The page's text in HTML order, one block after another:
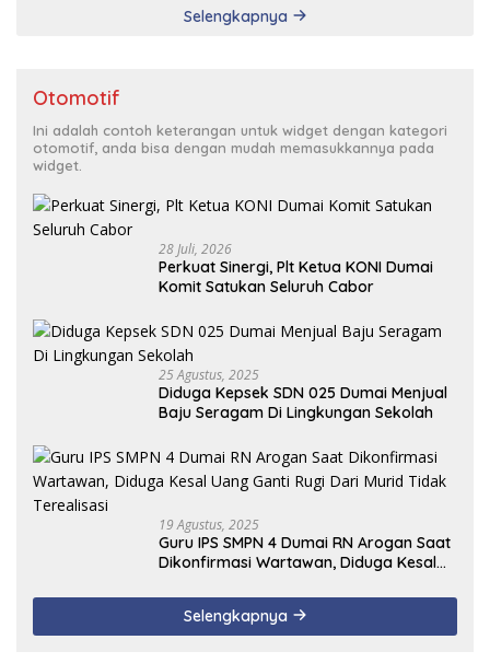
Selengkapnya
Otomotif
Ini adalah contoh keterangan untuk widget dengan kategori
otomotif, anda bisa dengan mudah memasukkannya pada
widget.
28 Juli, 2026
Perkuat Sinergi, Plt Ketua KONI Dumai
Komit Satukan Seluruh Cabor
25 Agustus, 2025
Diduga Kepsek SDN 025 Dumai Menjual
Baju Seragam Di Lingkungan Sekolah
19 Agustus, 2025
Guru IPS SMPN 4 Dumai RN Arogan Saat
Dikonfirmasi Wartawan, Diduga Kesal
Terealisasi
Selengkapnya